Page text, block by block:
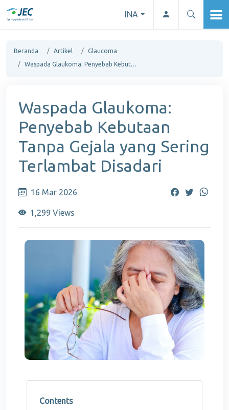
INA
Beranda Artikel
Glaucoma
Waspada Glaukoma: Penyebab Kebutaan Tanpa Gejala yang Sering Terlambat Disadari
Waspada Glaukoma:
Penyebab Kebutaan
Tanpa Gejala yang Sering
Terlambat Disadari
16 Mar 2026
1,299 Views
Contents